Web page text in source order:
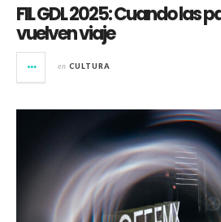
FIL GDL 2025: Cuando las
vuelven viaje
en CULTURA